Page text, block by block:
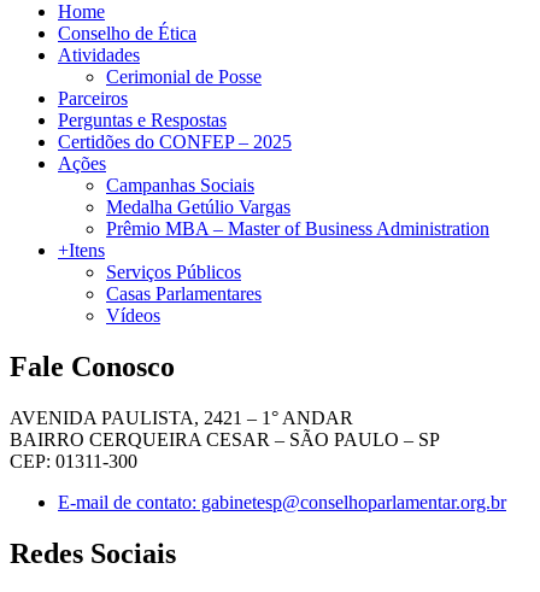
Home
Conselho de Ética
Atividades
Cerimonial de Posse
Parceiros
Perguntas e Respostas
Certidões do CONFEP – 2025
Ações
Campanhas Sociais
Medalha Getúlio Vargas
Prêmio MBA – Master of Business Administration
+Itens
Serviços Públicos
Casas Parlamentares
Vídeos
Fale Conosco
AVENIDA PAULISTA, 2421 – 1° ANDAR
BAIRRO CERQUEIRA CESAR – SÃO PAULO – SP
CEP: 01311-300
E-mail de contato: gabinetesp@conselhoparlamentar.org.br
Redes Sociais